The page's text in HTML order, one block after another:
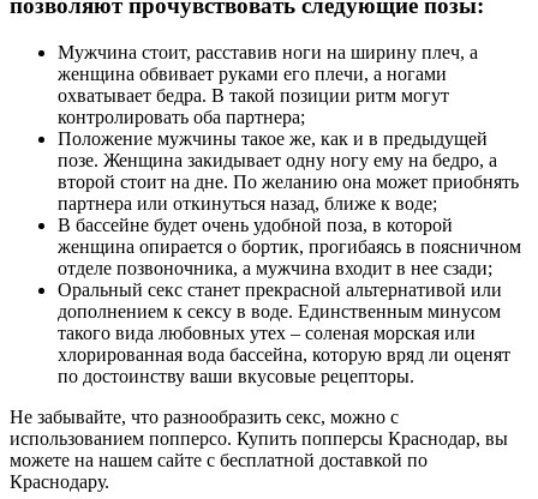
позволяют прочувствовать следующие позы:
Мужчина стоит, расставив ноги на ширину плеч, а
женщина обвивает руками его плечи, а ногами
охватывает бедра. В такой позиции ритм могут
контролировать оба партнера;
Положение мужчины такое же, как и в предыдущей
позе. Женщина закидывает одну ногу ему на бедро, а
второй стоит на дне. По желанию она может приобнять
партнера или откинуться назад, ближе к воде;
В бассейне будет очень удобной поза, в которой
женщина опирается о бортик, прогибаясь в поясничном
отделе позвоночника, а мужчина входит в нее сзади;
Оральный секс станет прекрасной альтернативой или
дополнением к сексу в воде. Единственным минусом
такого вида любовных утех – соленая морская или
хлорированная вода бассейна, которую вряд ли оценят
по достоинству ваши вкусовые рецепторы.
Не забывайте, что разнообразить секс, можно с
использованием попперсо. Купить попперсы Краснодар, вы
можете на нашем сайте с бесплатной доставкой по
Краснодару.